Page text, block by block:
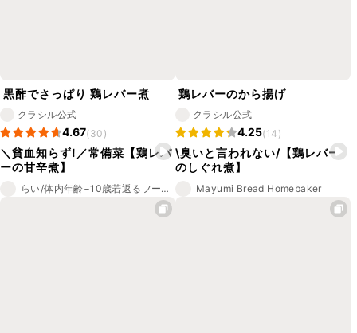
黒酢でさっぱり 鶏レバー煮
クラシル公式
4.67(30)
鶏レバーのから揚げ
クラシル公式
4.25(14)
＼貧血知らず!／常備菜【鶏レバ
ーの甘辛煮】
らい/体内年齢−10歳若返るフードコーディネーターのおうちごはん
\臭いと言われない/【鶏レバー
のしぐれ煮】
Mayumi Bread Homebaker